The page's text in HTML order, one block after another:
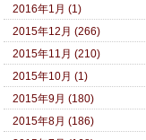
2016年1月 (1)
2015年12月 (266)
2015年11月 (210)
2015年10月 (1)
2015年9月 (180)
2015年8月 (186)